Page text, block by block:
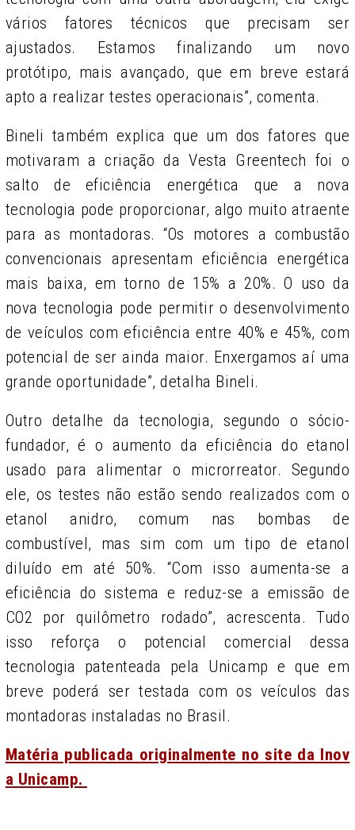
vários fatores técnicos que precisam ser
ajustados. Estamos finalizando um novo
protótipo, mais avançado, que em breve estará
apto a realizar testes operacionais”, comenta.
Bineli também explica que um dos fatores que
motivaram a criação da Vesta Greentech foi o
salto de eficiência energética que a nova
tecnologia pode proporcionar, algo muito atraente
para as montadoras. “Os motores a combustão
convencionais apresentam eficiência energética
mais baixa, em torno de 15% a 20%. O uso da
nova tecnologia pode permitir o desenvolvimento
de veículos com eficiência entre 40% e 45%, com
potencial de ser ainda maior. Enxergamos aí uma
grande oportunidade”, detalha Bineli.
Outro detalhe da tecnologia, segundo o sócio-
fundador, é o aumento da eficiência do etanol
usado para alimentar o microrreator. Segundo
ele, os testes não estão sendo realizados com o
etanol anidro, comum nas bombas de
combustível, mas sim com um tipo de etanol
diluído em até 50%. “Com isso aumenta-se a
eficiência do sistema e reduz-se a emissão de
CO2 por quilômetro rodado”, acrescenta. Tudo
isso reforça o potencial comercial dessa
tecnologia patenteada pela Unicamp e que em
breve poderá ser testada com os veículos das
montadoras instaladas no Brasil.
Matéria publicada originalmente no site da Inov
a Unicamp.